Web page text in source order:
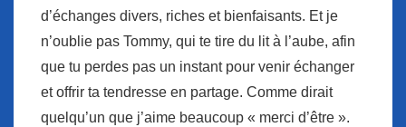
d’échanges divers, riches et bienfaisants. Et je
n’oublie pas Tommy, qui te tire du lit à l’aube, afin
que tu perdes pas un instant pour venir échanger
et offrir ta tendresse en partage. Comme dirait
quelqu’un que j’aime beaucoup « merci d’être ».